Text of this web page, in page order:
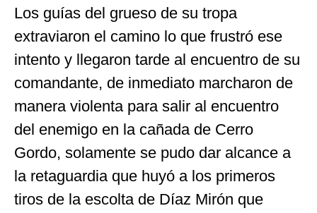
Los guías del grueso de su tropa
extraviaron el camino lo que frustró ese
intento y llegaron tarde al encuentro de su
comandante, de inmediato marcharon de
manera violenta para salir al encuentro
del enemigo en la cañada de Cerro
Gordo, solamente se pudo dar alcance a
la retaguardia que huyó a los primeros
tiros de la escolta de Díaz Mirón que